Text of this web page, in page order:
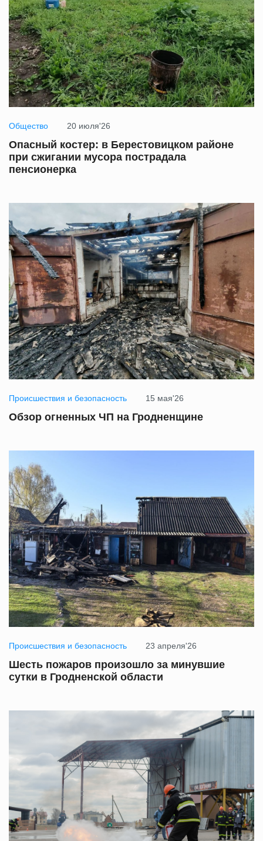
Общество 20 июля'26
Опасный костер: в Берестовицком районе
при сжигании мусора пострадала
пенсионерка
Происшествия и безопасность 15 мая'26
Обзор огненных ЧП на Гродненщине
Происшествия и безопасность 23 апреля'26
Шесть пожаров произошло за минувшие
сутки в Гродненской области